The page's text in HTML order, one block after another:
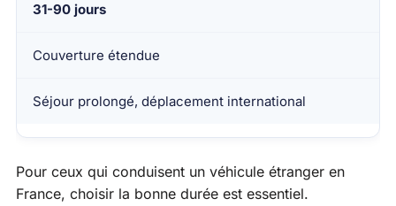
31-90 jours
Couverture étendue
Séjour prolongé, déplacement international
Pour ceux qui conduisent un véhicule étranger en
France, choisir la bonne durée est essentiel.